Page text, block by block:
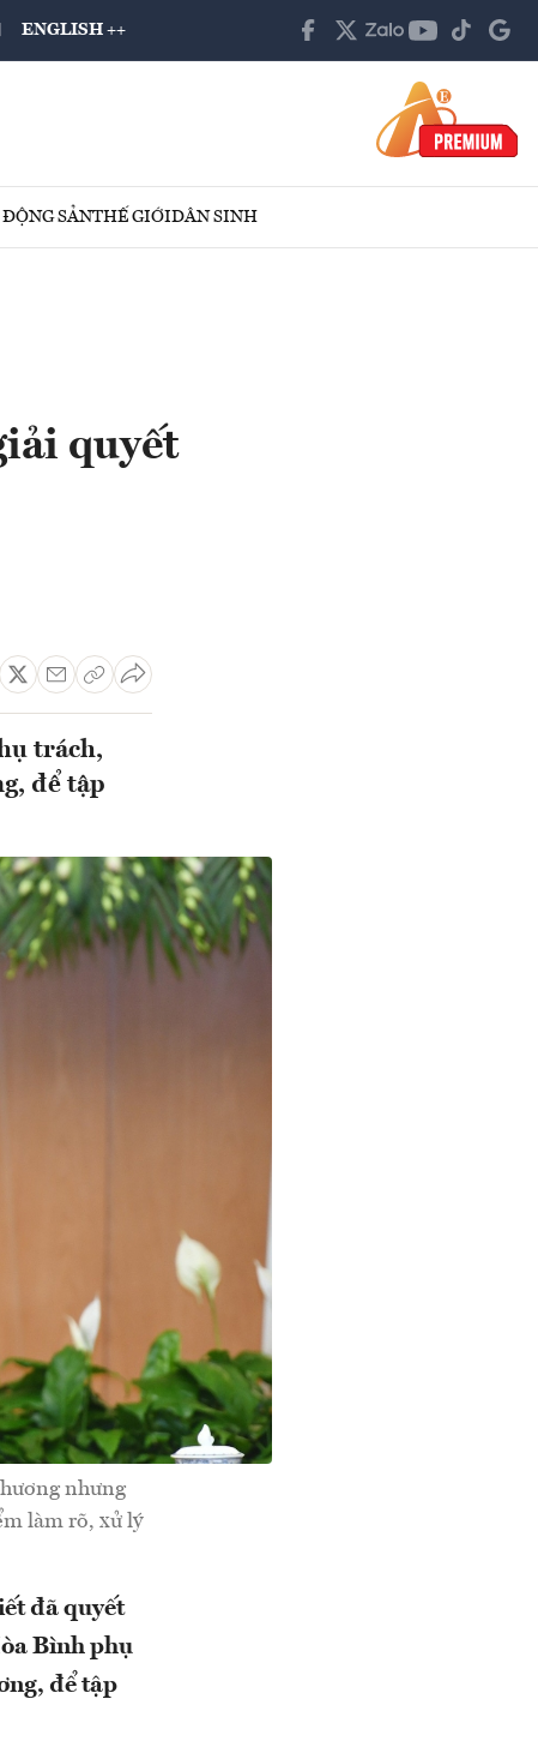
ENGLISH ++
SẢNTHẾ GIỚIDÂN SINH
quyết
trách,
để tập
nhưng
làm rõ, xử lý
đã quyết
Bình phụ
để tập